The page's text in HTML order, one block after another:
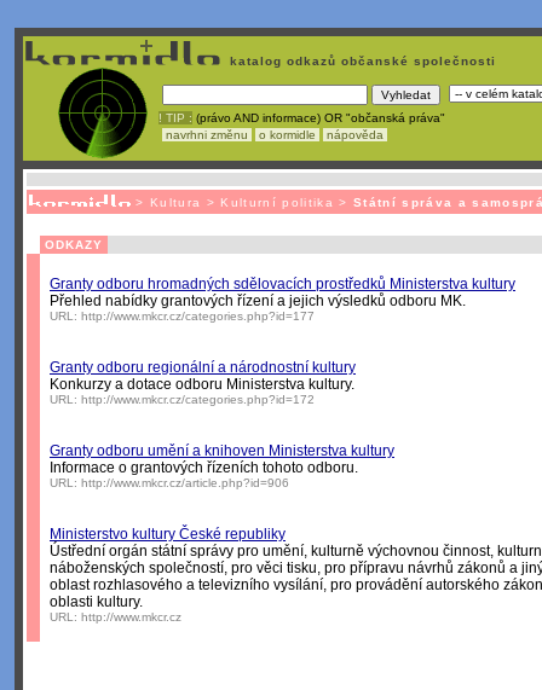
katalog odkazů občanské společnosti
! TIP : (právo AND informace) OR "občanská práva"
navrhni změnu
o kormidle nápověda
> Kultura > Kulturní politika >Státní správa a
ODKAZY
Granty odboru hromadných sdělovacích prostředků Ministerstva kultury
Přehled nabídky grantových řízení a jejich výsledků odboru MK.
URL: http://www.mkcr.cz/categories.php?id=177
Granty odboru regionální a národnostní kultury
Konkurzy a dotace odboru Ministerstva kultury.
URL: http://www.mkcr.cz/categories.php?id=172
Granty odboru umění a knihoven Ministerstva kultury
Informace o grantových řízeních tohoto odboru.
URL: http://www.mkcr.cz/article.php?id=906
Ministerstvo kultury České republiky
Ústřední orgán státní správy pro umění, kulturně výchovnou činnost,
náboženských společností, pro věci tisku, pro přípravu návrhů zákonů a
oblast rozhlasového a televizního vysílání, pro provádění autorského
oblasti kultury.
URL: http://www.mkcr.cz